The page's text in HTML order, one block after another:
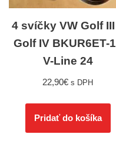
4 svíčky VW Golf
Golf IV BKUR6ET-
V-Line 24
22,90€ s DPH
Pridať do košíka